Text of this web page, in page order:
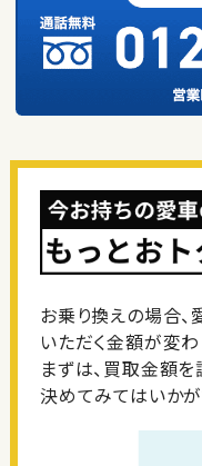
お乗り換えの場合、
いただく金額が変わ
まずは、買取金額
決めてみてはいかが